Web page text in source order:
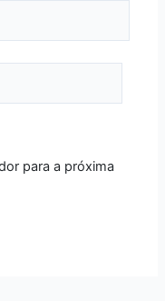
para a próxima